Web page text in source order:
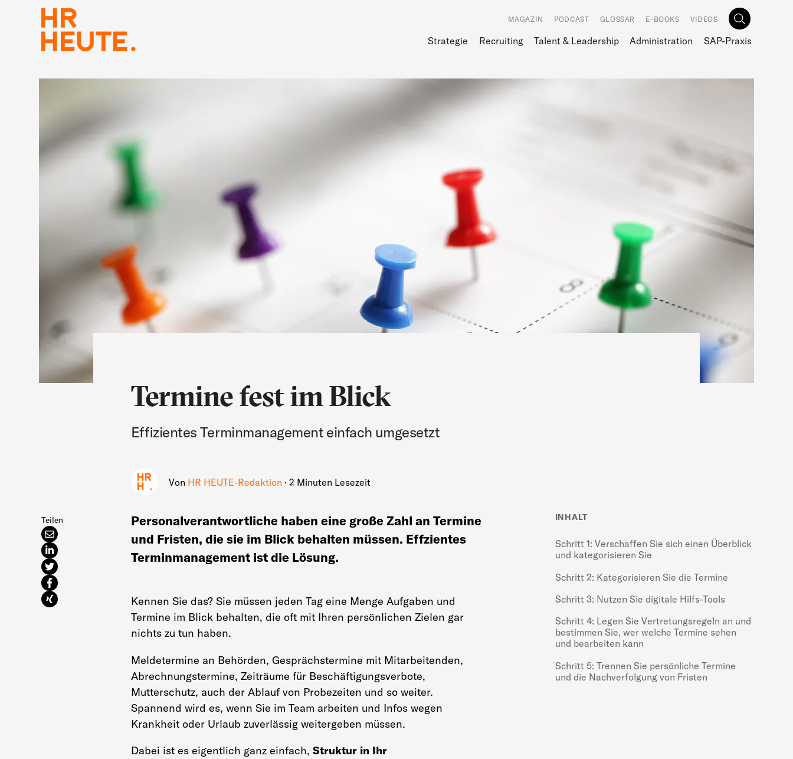
MAGAZIN PODCAST GLOSSAR E-BOOKS VIDEOS
Strategie Recruiting Talent & Leadership Administration SAP-Praxis
Termine fest im Blick
Effizientes Terminmanagement einfach umgesetzt
Von HR HEUTE-Redaktion · 2 Minuten Lesezeit
Personalverantwortliche haben eine große Zahl an Termine
und Fristen, die sie im Blick behalten müssen. Effzientes
Terminmanagement ist die Lösung.
Teilen INHALT
Schritt 1: Verschaffen Sie sich einen Überblick
und kategorisieren Sie
Schritt 2: Kategorisieren Sie die Termine
Schritt 3: Nutzen Sie digitale Hilfs-Tools
Schritt 4: Legen Sie Vertretungsregeln an und
bestimmen Sie, wer welche Termine sehen
und bearbeiten kann
Schritt 5: Trennen Sie persönliche Termine
und die Nachverfolgung von Fristen
Kennen Sie das? Sie müssen jeden Tag eine Menge Aufgaben und
Termine im Blick behalten, die oft mit Ihren persönlichen Zielen gar
nichts zu tun haben.
Meldetermine an Behörden, Gesprächstermine mit Mitarbeitenden,
Abrechnungstermine, Zeiträume für Beschäftigungsverbote,
Mutterschutz, auch der Ablauf von Probezeiten und so weiter.
Spannend wird es, wenn Sie im Team arbeiten und Infos wegen
Krankheit oder Urlaub zuverlässig weitergeben müssen.
Dabei ist es eigentlich ganz einfach, Struktur in Ihr